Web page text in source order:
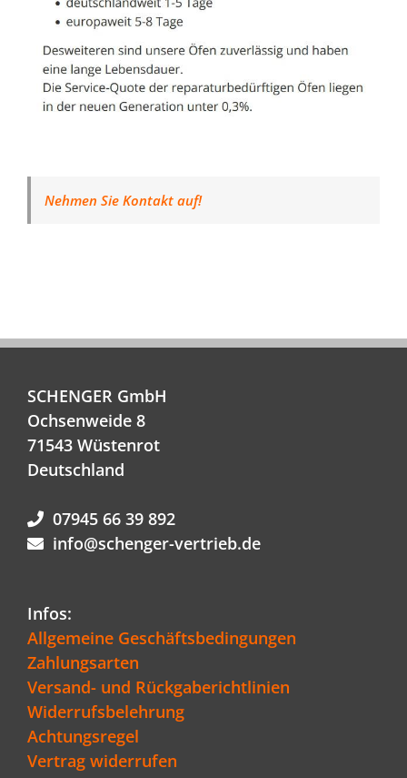
Nehmen Sie Kontakt auf!
SCHENGER GmbH
Ochsenweide 8
71543 Wüstenrot
Deutschland
07945 66 39 892
info@schenger-vertrieb.de
Infos:
Allgemeine Geschäftsbedingungen
Zahlungsarten
Versand- und Rückgaberichtlinien
Widerrufsbelehrung
Achtungsregel
Vertrag widerrufen